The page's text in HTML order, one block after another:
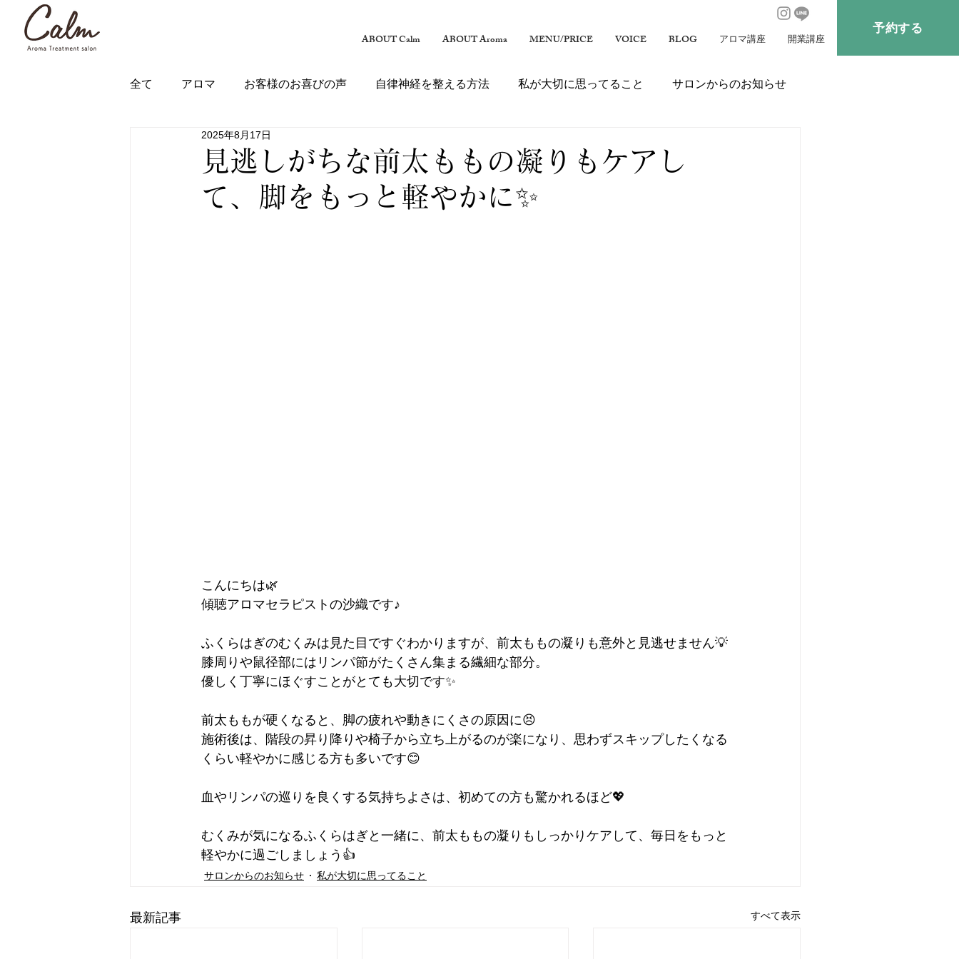
ABOUT Calm ABOUT Aroma MENU/PRICE VOICE BLOG アロマ講座 開業講座
予約する
全て アロマ お客様のお喜びの声 自律神経を整える方法 私が大切に思ってること サロンからのお知らせ
見逃しがちな前太ももの凝りもケアし
て、脚をもっと軽やかに✨
2025年8月17日
こんにちは🌿
傾聴アロマセラピストの沙織です♪
ふくらはぎのむくみは見た目ですぐわかりますが、前太ももの凝りも意外と見逃せません💡
膝周りや鼠径部にはリンパ節がたくさん集まる繊細な部分。
優しく丁寧にほぐすことがとても大切です✨
前太ももが硬くなると、脚の疲れや動きにくさの原因に😣
施術後は、階段の昇り降りや椅子から立ち上がるのが楽になり、思わずスキップしたくなる
くらい軽やかに感じる方も多いです😊
血やリンパの巡りを良くする気持ちよさは、初めての方も驚かれるほど💖
むくみが気になるふくらはぎと一緒に、前太ももの凝りもしっかりケアして、毎日をもっと
軽やかに過ごしましょう👍
サロンからのお知らせ 私が大切に思ってること
最新記事 すべて表示